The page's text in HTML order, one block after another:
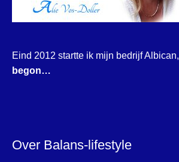
Eind 2012 startte ik mijn bedrijf Albican,
begon…
Over Balans-lifestyle